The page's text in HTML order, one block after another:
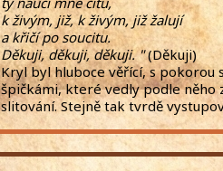
k živým, již, k živým, již žalují
a křičí po soucitu.
Děkuji, děkuji, děkuji. "
Kryl byl hluboce věřící, s pokorou
špičkámi, které vedly podle něho
slitování. Stejně tak tvrdě